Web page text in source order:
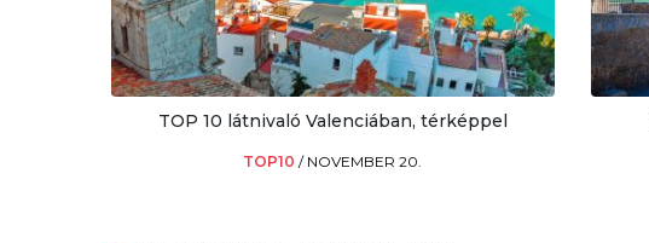
TOP 10 látnivaló Valenciában, térképpel
TOP10/ NOVEMBER 20.